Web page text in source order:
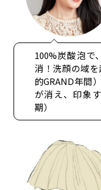
100%炭酸泡で
消！洗顔の域
的GRAND年間
が消え、印象
期）